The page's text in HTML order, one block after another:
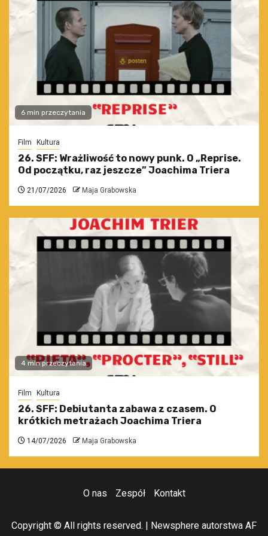
6 min przeczytania
Film Kultura
26. SFF: Wrażliwość to nowy punk. O „Reprise.
Od początku, raz jeszcze” Joachima Triera
21/07/2026 Maja Grabowska
4 min przeczytania
Film Kultura
26. SFF: Debiutanta zabawa z czasem. O
krótkich metrażach Joachima Triera
14/07/2026 Maja Grabowska
O nas Zespół Kontakt
Copyright © All rights reserved. Newsphere autorstwa AF